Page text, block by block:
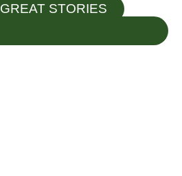
GREAT STORIES